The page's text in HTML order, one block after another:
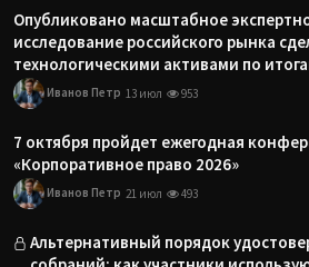
Опубликовано масштабное
исследование российского рынка
технологическими активами по
Иванов Петр 13 июл 953
7 октября пройдет ежегодная
«Корпоративное право 2026»
Иванов Петр 21 июл 493
Альтернативный порядок